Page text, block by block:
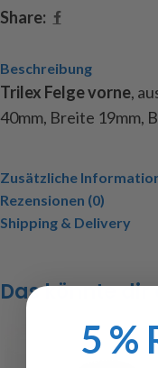
Share:
Beschreibung
Trilex Felge vorne,
40mm, Breite 19mm,
Zusätzliche
Rezensionen (0)
Shipping & Delivery
Das könnte
5 %